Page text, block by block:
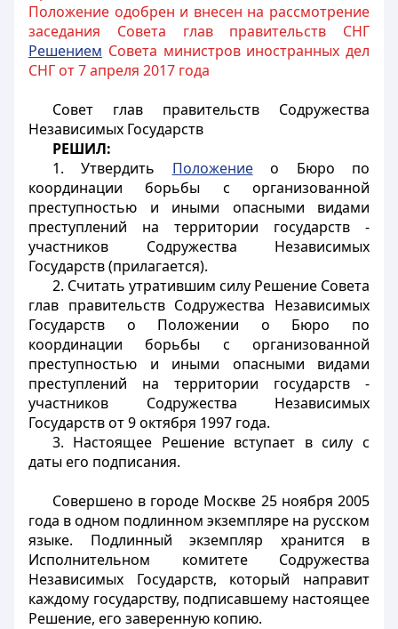
Положение одобрен и внесен на рассмотрение
заседания Совета глав правительств СНГ
Решением Совета министров иностранных дел
СНГ от 7 апреля 2017 года
Совет глав правительств Содружества
Независимых Государств
РЕШИЛ:
1. Утвердить Положениео Бюро по
координации борьбы с организованной
преступностью и иными опасными видами
преступлений на территории государств -
участников Содружества Независимых
Государств (прилагается).
2. Считать утратившим силу Решение Совета
глав правительств Содружества Независимых
Государств о Положении о Бюро по
координации борьбы с организованной
преступностью и иными опасными видами
преступлений на территории государств -
участников Содружества Независимых
Государств от 9 октября 1997 года.
3. Настоящее Решение вступает в силу с
даты его подписания.
Совершено в городе Москве 25 ноября 2005
года в одном подлинном экземпляре на русском
языке. Подлинный экземпляр хранится в
Исполнительном комитете Содружества
Независимых Государств, который направит
каждому государству, подписавшему настоящее
Решение, его заверенную копию.